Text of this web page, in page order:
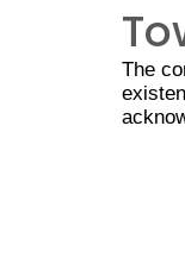
The